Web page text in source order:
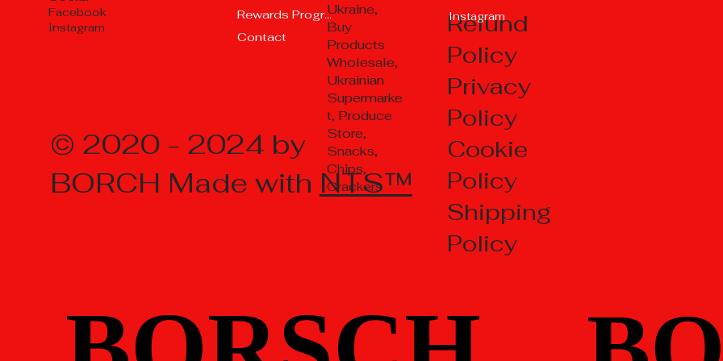
Facebook
Instagram
© 2020 - 2024 by
BORCH Made with NTS™
Rewards Program
Contact
Ukraine,
Buy
Products
Wholesale,
Ukrainian
Supermarke
t, Produce
Store,
Snacks,
Chips,
Crackers
Refund
Policy
Privacy
Policy
Cookie
Policy
Shipping
Policy
Instagram